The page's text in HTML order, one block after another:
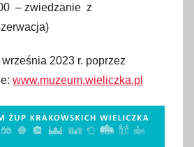
– zwiedzanie z
2023 r. poprzez
www.muzeum.wieliczka.pl